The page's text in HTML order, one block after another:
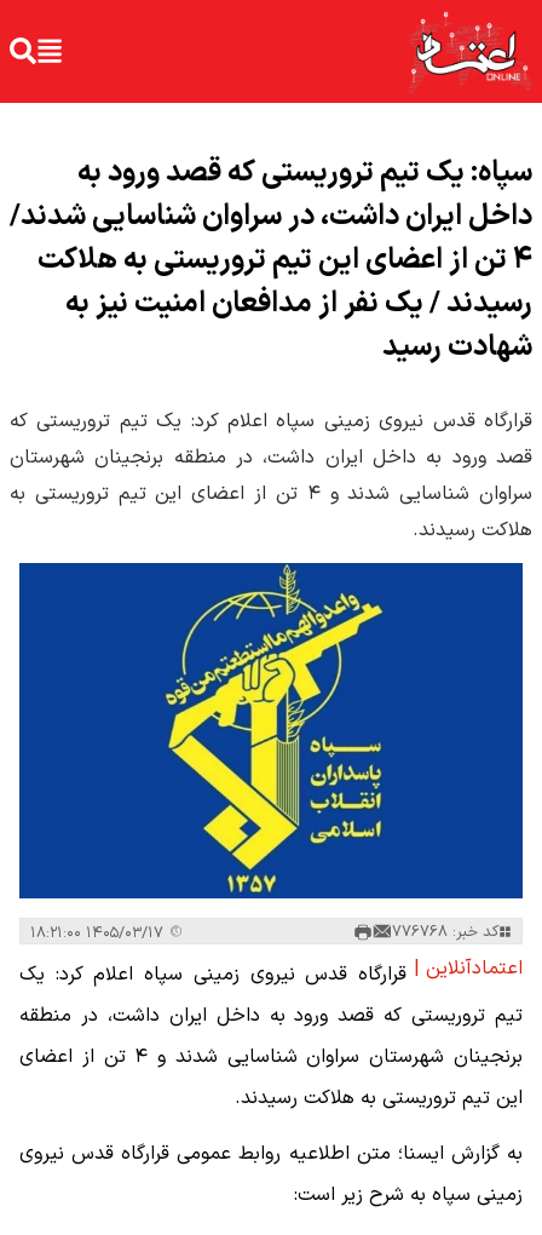
سپاه: یک تیم تروریستی که قصد ورود به
داخل ایران داشت، در سراوان شناسایی شدند/
۴ تن از اعضای این تیم تروریستی به هلاکت
رسیدند / یک نفر از مدافعان امنیت نیز به
شهادت رسید
قرارگاه قدس نیروی زمینی سپاه اعلام کرد: یک تیم تروریستی که
قصد ورود به داخل ایران داشت، در منطقه برنجینان شهرستان
سراوان شناسایی شدند و ۴ تن از اعضای این تیم تروریستی به
هلاکت رسیدند.
کد خبر: 776768
اعتمادآنلاین | قرارگاه قدس نیروی زمینی سپاه اعلام کرد: یک
تیم تروریستی که قصد ورود به داخل ایران داشت، در منطقه
برنجینان شهرستان سراوان شناسایی شدند و ۴ تن از اعضای
این تیم تروریستی به هلاکت رسیدند.
به گزارش ایسنا؛ متن اطلاعیه روابط عمومی قرارگاه قدس نیروی
زمینی سپاه به شرح زیر است: